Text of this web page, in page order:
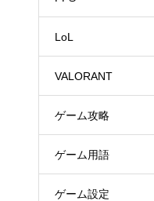
LoL
VALORANT
ゲーム攻略
ゲーム用語
ゲーム設定